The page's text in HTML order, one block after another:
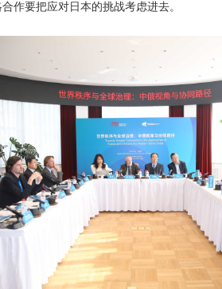
作要把应对日本的挑战考虑进去。